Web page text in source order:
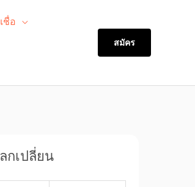
ชื่อ
สมัคร
กเปลี่ยน